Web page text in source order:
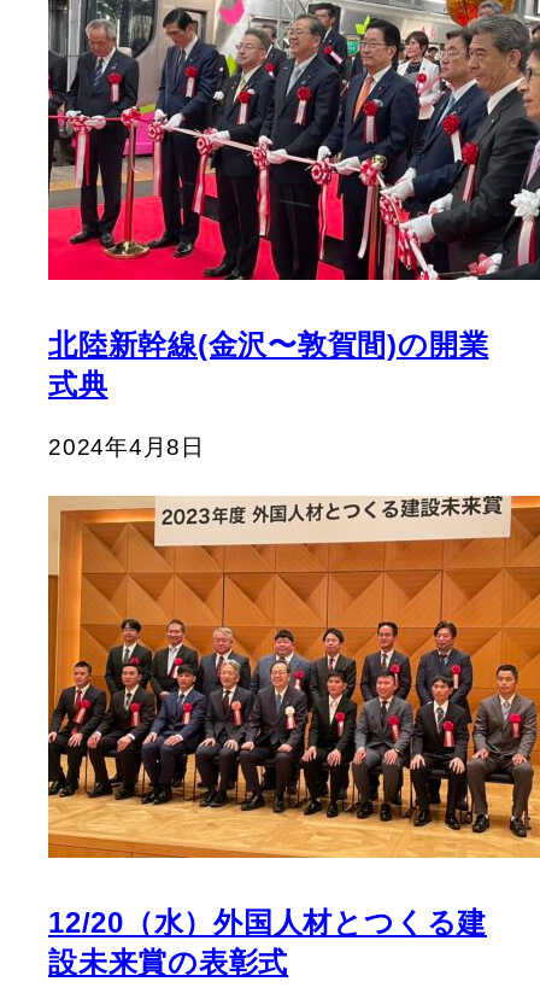
北陸新幹線(金沢〜敦賀間)の開業
式典
2024年4月8日
12/20（水）外国人材とつくる建
設未来賞の表彰式